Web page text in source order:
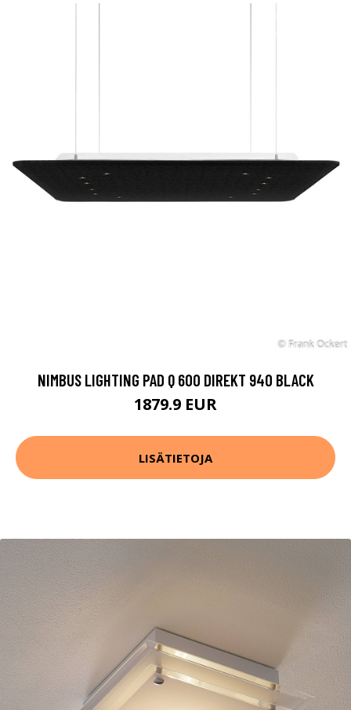
NIMBUS LIGHTING PAD Q 600 DIREKT 940 BLACK
1879.9 EUR
LISÄTIETOJA